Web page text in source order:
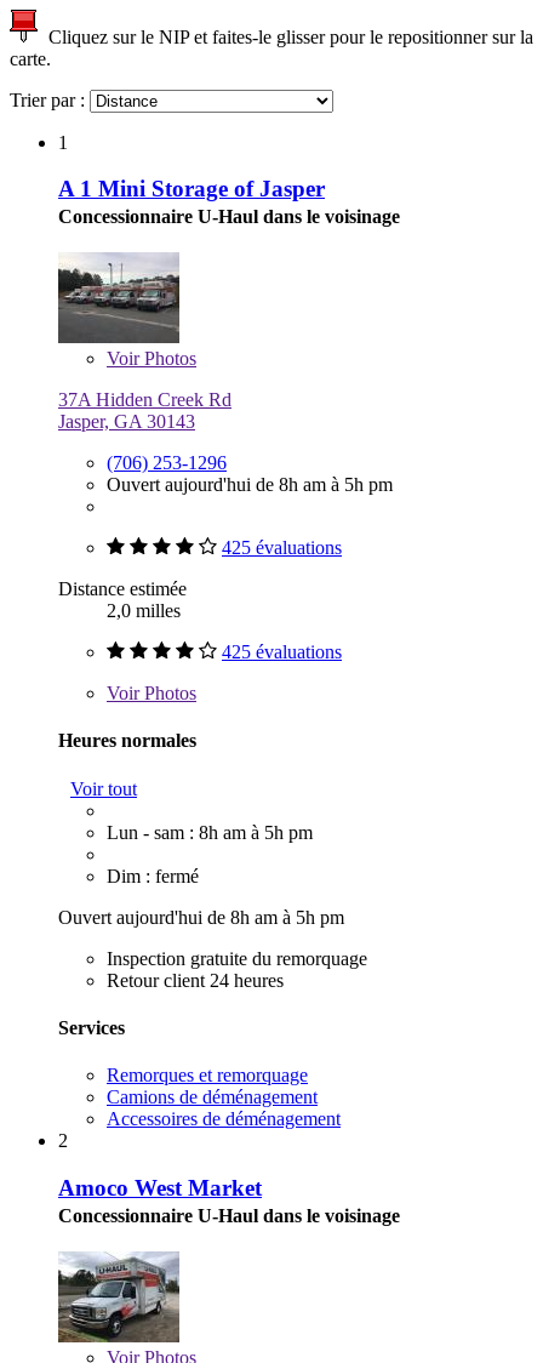
Cliquez sur le NIP et faites-le glisser pour le repositionner sur la
carte.
Trier par :
1
A 1 Mini Storage of Jasper
Concessionnaire U-Haul dans le voisinage
VoirPhotos
37A Hidden Creek Rd
Jasper, GA 30143
(706) 253-1296
Ouvert aujourd'hui de 8h am à 5h pm
425 évaluations
Distance estimée
2,0 milles
425 évaluations
VoirPhotos
Heures normales
Voir tout
Lun - sam : 8h am à 5h pm
Dim : fermé
Ouvert aujourd'hui de 8h am à 5h pm
Inspection gratuite du remorquage
Retour client 24 heures
Services
Remorques et remorquage
Camions de déménagement
Accessoires de déménagement
2
Amoco West Market
Concessionnaire U-Haul dans le voisinage
VoirPhotos